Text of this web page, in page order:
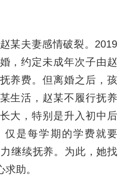
夫妻感情破裂。2019
，约定未成年次子由赵
养费。但离婚之后，孩
生活，赵某不履行抚养
大，特别是升入初中后
仅是每学期的学费就要
继续抚养。为此，她找
助。